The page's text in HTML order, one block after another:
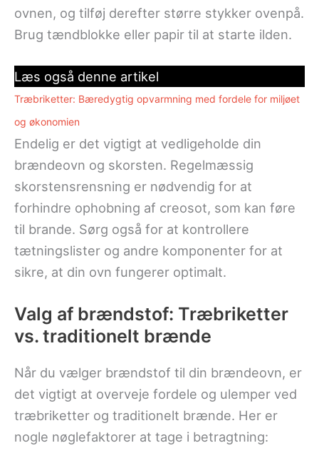
ovnen, og tilføj derefter større stykker ovenpå.
Brug tændblokke eller papir til at starte ilden.
Læs også denne artikel
Træbriketter: Bæredygtig opvarmning med fordele for miljøet
og økonomien
Endelig er det vigtigt at vedligeholde din
brændeovn og skorsten. Regelmæssig
skorstensrensning er nødvendig for at
forhindre ophobning af creosot, som kan føre
til brande. Sørg også for at kontrollere
tætningslister og andre komponenter for at
sikre, at din ovn fungerer optimalt.
Valg af brændstof: Træbriketter
vs. traditionelt brænde
Når du vælger brændstof til din brændeovn, er
det vigtigt at overveje fordele og ulemper ved
træbriketter og traditionelt brænde. Her er
nogle nøglefaktorer at tage i betragtning: